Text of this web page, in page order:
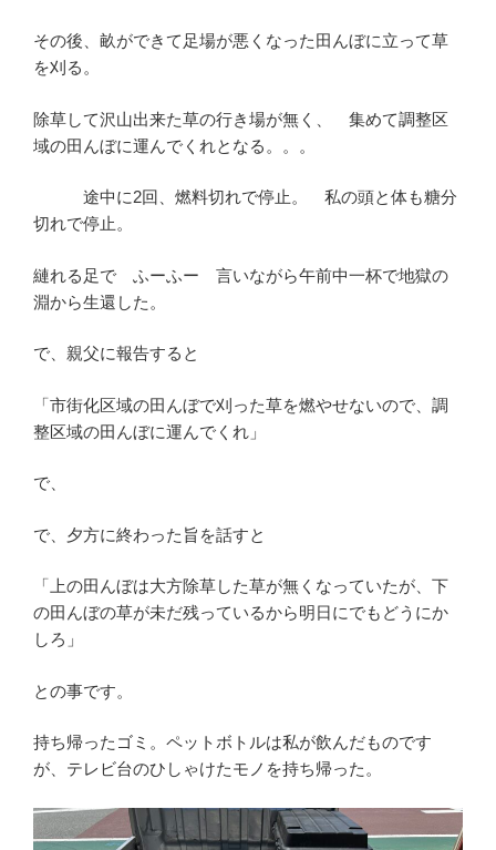
その後、畝ができて足場が悪くなった田んぼに立って草
を刈る。
除草して沢山出来た草の行き場が無く、 集めて調整区
域の田んぼに運んでくれとなる。。。
途中に2回、燃料切れで停止。 私の頭と体も糖分
切れで停止。
縺れる足で ふーふー 言いながら午前中一杯で地獄の
淵から生還した。
で、親父に報告すると
「市街化区域の田んぼで刈った草を燃やせないので、調
整区域の田んぼに運んでくれ」
で、
で、夕方に終わった旨を話すと
「上の田んぼは大方除草した草が無くなっていたが、下
の田んぼの草が未だ残っているから明日にでもどうにか
しろ」
との事です。
持ち帰ったゴミ。ペットボトルは私が飲んだものです
が、テレビ台のひしゃけたモノを持ち帰った。